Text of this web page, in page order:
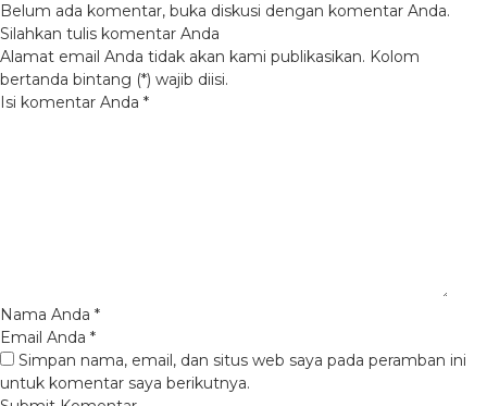
Belum ada komentar, buka diskusi dengan komentar Anda.
Silahkan tulis komentar Anda
Alamat email Anda tidak akan kami publikasikan. Kolom
bertanda bintang (*) wajib diisi.
Isi komentar Anda *
Nama Anda *
Email Anda *
Simpan nama, email, dan situs web saya pada peramban ini
untuk komentar saya berikutnya.